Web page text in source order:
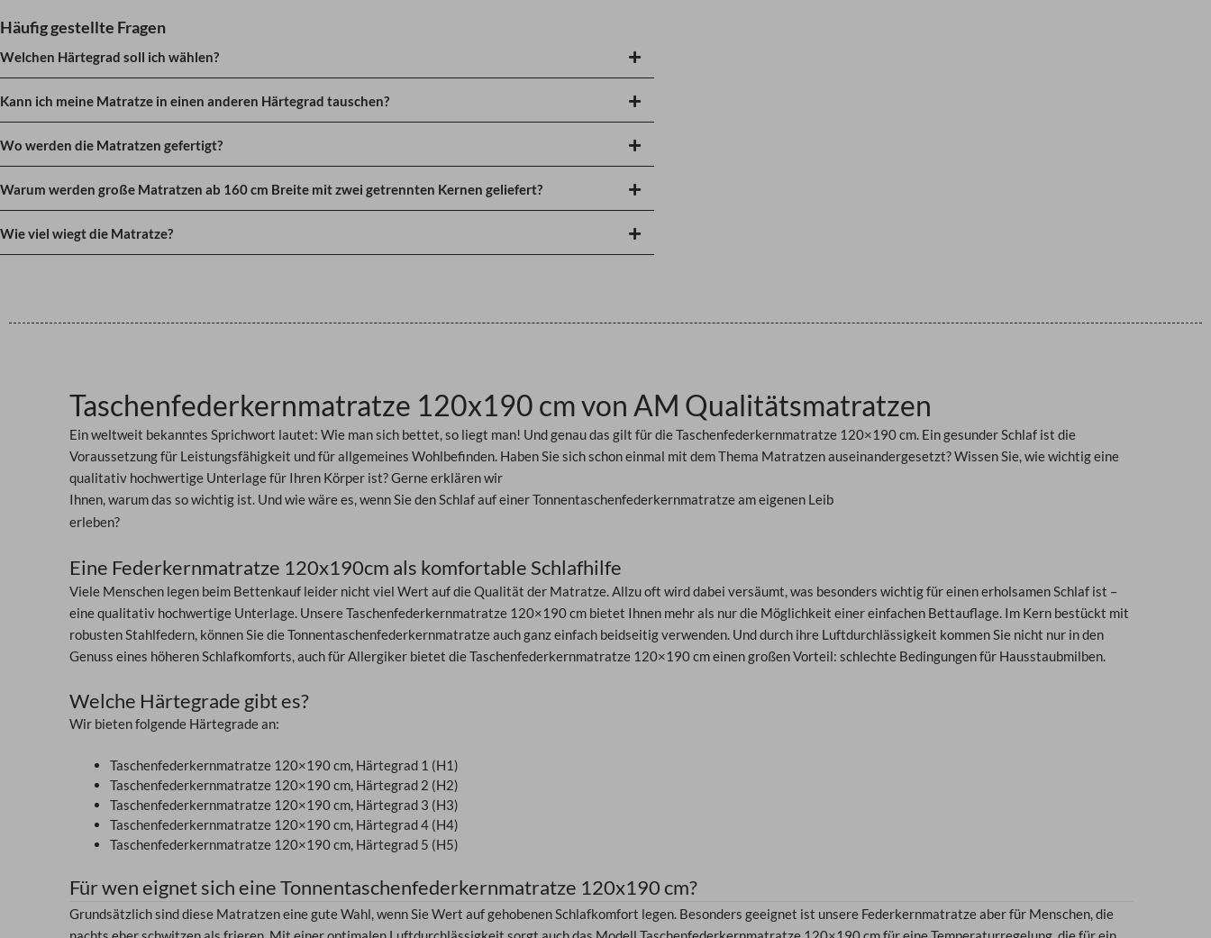
Häufig gestellte Fragen
Welchen Härtegrad soll ich wählen?
Kann ich meine Matratze in einen anderen Härtegrad tauschen?
Wo werden die Matratzen gefertigt?
Warum werden große Matratzen ab 160 cm Breite mit zwei getrennten Kernen geliefert?
Wie viel wiegt die Matratze?
Taschenfederkernmatratze 120x190 cm von AM Qualitätsmatratzen
Ein weltweit bekanntes Sprichwort lautet: Wie man sich bettet, so liegt man! Und genau das gilt für die Taschenfederkernmatratze 120×190 cm. Ein gesunder Schlaf ist die
Voraussetzung für Leistungsfähigkeit und für allgemeines Wohlbefinden. Haben Sie sich schon einmal mit dem Thema Matratzen auseinandergesetzt? Wissen Sie, wie wichtig eine
qualitativ hochwertige Unterlage für Ihren Körper ist?Gerne erklären wir
Ihnen, warum das so wichtig ist. Und wie wäre es, wenn Sie den Schlaf auf einerTonnentaschenfederkernmatratze am eigenen Leib
erleben?
Eine Federkernmatratze 120x190cm als komfortable Schlafhilfe
Viele Menschen legen beim Bettenkauf leider nicht viel Wert auf die Qualität der Matratze. Allzu oft wird dabei versäumt, was besonders wichtig für einen erholsamen Schlaf ist –
eine qualitativ hochwertige Unterlage. Unsere Taschenfederkernmatratze 120×190 cm bietet Ihnen mehr als nur die Möglichkeit einer einfachen Bettauflage. Im Kern bestückt mit
robusten Stahlfedern, können Sie die Tonnentaschenfederkernmatratze auch ganz einfach beidseitig verwenden. Und durch ihre Luftdurchlässigkeit kommen Sie nicht nur in den
Genuss eines höheren Schlafkomforts, auch für Allergiker bietet die Taschenfederkernmatratze 120×190 cm einen großen Vorteil: schlechte Bedingungen für Hausstaubmilben.
Welche Härtegrade gibt es?
Wir bieten folgende Härtegrade an:
Taschenfederkernmatratze 120×190 cm, Härtegrad 1 (H1)
Taschenfederkernmatratze 120×190 cm, Härtegrad 2 (H2)
Taschenfederkernmatratze 120×190 cm, Härtegrad 3 (H3)
Taschenfederkernmatratze 120×190 cm, Härtegrad 4 (H4)
Taschenfederkernmatratze 120×190 cm, Härtegrad 5 (H5)
Für wen eignet sich eine Tonnentaschenfederkernmatratze 120x190 cm?
Grundsätzlich sind diese Matratzen eine gute Wahl, wenn Sie Wert auf gehobenen Schlafkomfort legen. Besonders geeignet ist unsere Federkernmatratze aber für Menschen, die